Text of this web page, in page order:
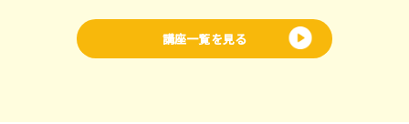
講座一覧を見る